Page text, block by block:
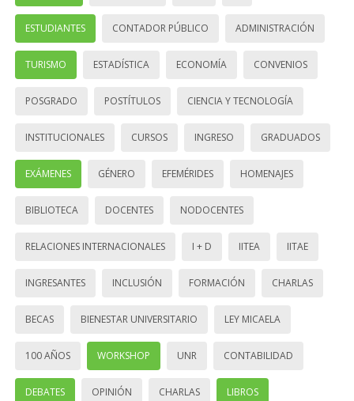
ESTUDIANTES CONTADOR PÚBLICO ADMINISTRACIÓN
TURISMO ESTADÍSTICA ECONOMÍA CONVENIOS
POSGRADO POSTÍTULOS CIENCIA Y TECNOLOGÍA
INSTITUCIONALES CURSOS INGRESO GRADUADOS
EXÁMENES GÉNERO EFEMÉRIDES HOMENAJES
BIBLIOTECA DOCENTES NODOCENTES
RELACIONES INTERNACIONALES I + D IITEA IITAE
INGRESANTES INCLUSIÓN FORMACIÓN CHARLAS
BECAS BIENESTAR UNIVERSITARIO LEY MICAELA
100 AÑOS WORKSHOP UNR CONTABILIDAD
DEBATES OPINIÓN CHARLAS LIBROS